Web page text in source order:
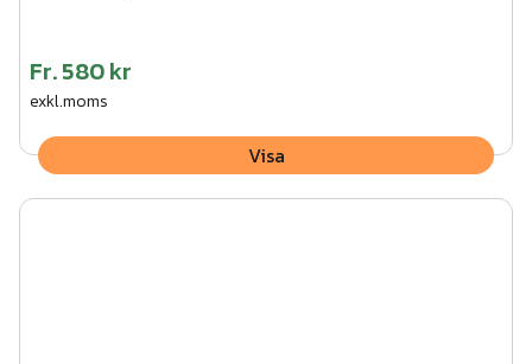
Fr.580 kr
exkl.moms
Visa